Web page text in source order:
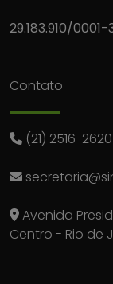
29.183.910/0001-
Contato
(21) 2516-2620
Avenida
Centro - Rio de